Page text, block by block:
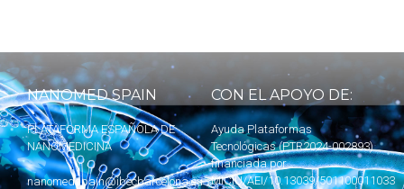
NANOMED SPAIN
PLATAFORMA ESPAÑOLA DE
NANOMEDICINA
nanomedspain@ibecbarcelona.eu
CON EL APOYO DE:
Ayuda Plataformas
Tecnológicas (PTR2024-002893)
financiada por
MICIU/AEI/10.13039/501100011033